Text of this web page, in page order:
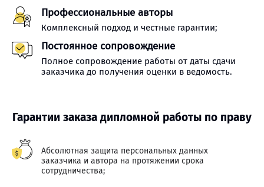
Профессиональные авторы
Комплексный подход и честные гарантии;
Постоянное сопровождение
Полное сопровождение работы от даты сдачи
заказчика до получения оценки в ведомость.
Гарантии заказа дипломной работы по праву
Абсолютная защита персональных данных
заказчика и автора на протяжении срока
сотрудничества;